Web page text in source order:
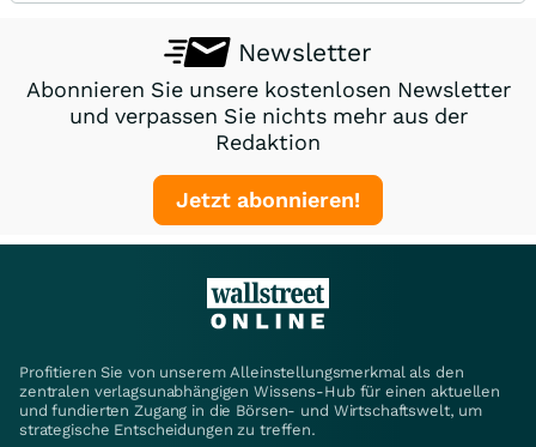
Newsletter
Abonnieren Sie unsere kostenlosen Newsletter
und verpassen Sie nichts mehr aus der
Redaktion
Jetzt abonnieren!
Profitieren Sie von unserem Alleinstellungsmerkmal als den
zentralen verlagsunabhängigen Wissens-Hub für einen aktuellen
und fundierten Zugang in die Börsen- und Wirtschaftswelt, um
strategische Entscheidungen zu treffen.